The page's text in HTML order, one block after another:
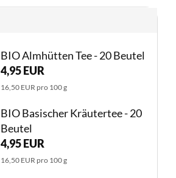
BIO Almhütten Tee - 20 Beutel
4,95 EUR
16,50 EUR pro 100 g
BIO Basischer Kräutertee - 20
Beutel
4,95 EUR
16,50 EUR pro 100 g